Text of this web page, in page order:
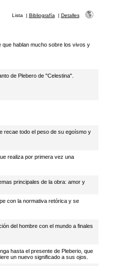
Lista | Bibliografía | Detalles
hablan mucho sobre los vivos y
de Plebero de "Celestina".
recae todo el peso de su egoísmo y
realiza por primera vez una
principales de la obra: amor y
con la normativa retórica y se
del hombre con el mundo a finales
hasta el presente de Pleberio, que
un nuevo significado a sus ojos.